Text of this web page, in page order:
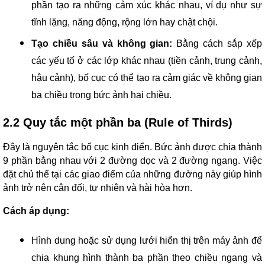
phần tạo ra những cảm xúc khác nhau, ví dụ như sự
tĩnh lặng, năng động, rộng lớn hay chật chội.
Tạo chiều sâu và không gian: Bằng cách sắp xếp
các yếu tố ở các lớp khác nhau (tiền cảnh, trung cảnh,
hậu cảnh), bố cục có thể tạo ra cảm giác về không gian
ba chiều trong bức ảnh hai chiều.
2.2 Quy tắc một phần ba (Rule of Thirds)
Đây là nguyên tắc bố cục kinh điển. Bức ảnh được chia thành
9 phần bằng nhau với 2 đường dọc và 2 đường ngang. Việc
đặt chủ thể tại các giao điểm của những đường này giúp hình
ảnh trở nên cân đối, tự nhiên và hài hòa hơn.
Cách áp dụng:
Hình dung hoặc sử dụng lưới hiển thị trên máy ảnh để
chia khung hình thành ba phần theo chiều ngang và